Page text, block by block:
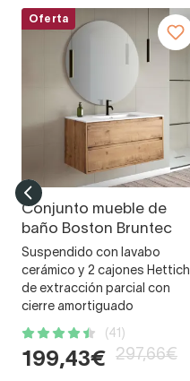
Oferta
Conjunto mueble de
baño Boston Bruntec
Suspendido con lavabo
cerámico y 2 cajones Hettich
de extracción parcial con
cierre amortiguado
(41)
199,43€ 297,66€